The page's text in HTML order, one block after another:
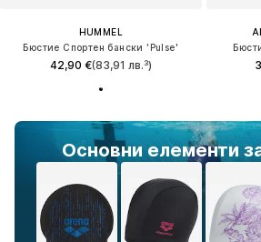
HUMMEL
Бюстие Спортен бански 'Pulse'
42,90 €(83,91 лв.³)
Основни елементи